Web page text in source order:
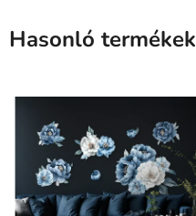
Hasonló termékek